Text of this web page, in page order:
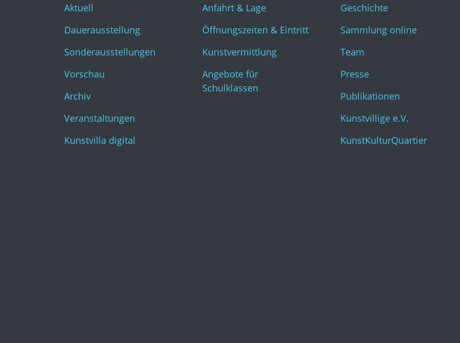
Aktuell
Dauerausstellung
Sonderausstellungen
Vorschau
Archiv
Veranstaltungen
Kunstvilla digital
Anfahrt & Lage
Öffnungszeiten & Eintritt
Kunstvermittlung
Angebote für
Schulklassen
Geschichte
Sammlung online
Team
Presse
Publikationen
Kunstvillige e.V.
KunstKulturQuartier